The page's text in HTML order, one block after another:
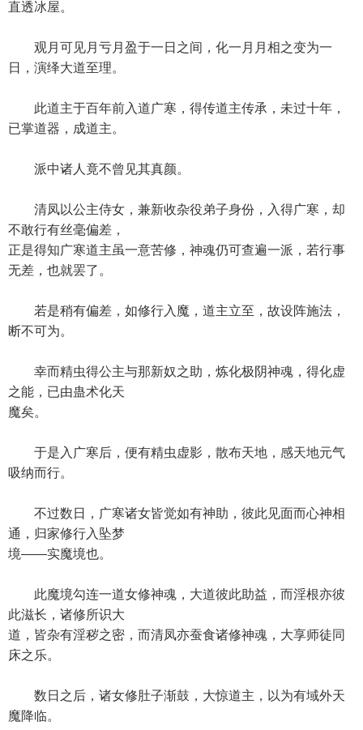
直透冰屋。
观月可见月亏月盈于一日之间，化一月月相之变为一
日，演绎大道至理。
此道主于百年前入道广寒，得传道主传承，未过十年，
已掌道器，成道主。
派中诸人竟不曾见其真颜。
清凤以公主侍女，兼新收杂役弟子身份，入得广寒，却
不敢行有丝毫偏差，
正是得知广寒道主虽一意苦修，神魂仍可查遍一派，若行事
无差，也就罢了。
若是稍有偏差，如修行入魔，道主立至，故设阵施法，
断不可为。
幸而精虫得公主与那新奴之助，炼化极阴神魂，得化虚
之能，已由蛊术化天
魔矣。
于是入广寒后，便有精虫虚影，散布天地，感天地元气
吸纳而行。
不过数日，广寒诸女皆觉如有神助，彼此见面而心神相
通，归家修行入坠梦
境——实魔境也。
此魔境勾连一道女修神魂，大道彼此助益，而淫根亦彼
此滋长，诸修所识大
道，皆杂有淫秽之密，而清凤亦蚕食诸修神魂，大享师徒同
床之乐。
数日之后，诸女修肚子渐鼓，大惊道主，以为有域外天
魔降临。